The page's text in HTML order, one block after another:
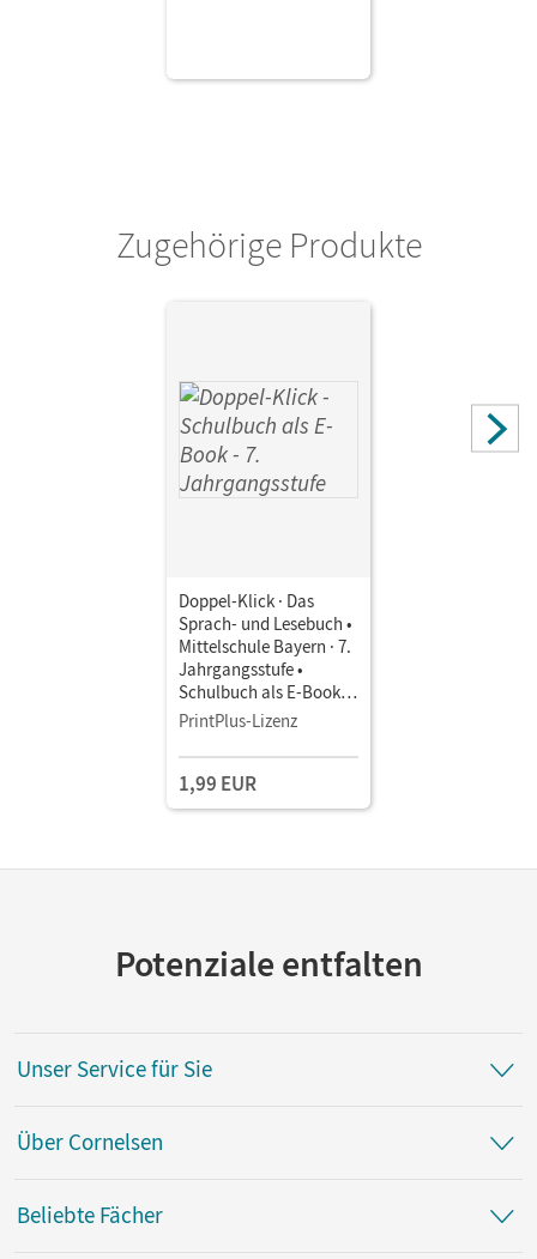
Zugehörige Produkte
Doppel-Klick · Das
Sprach- und Lesebuch •
Mittelschule Bayern · 7.
Jahrgangsstufe •
Schulbuch als E-Book
Für M-Klassen
PrintPlus-Lizenz
1,99 EUR
Potenziale entfalten
Unser Service für Sie
Über Cornelsen
Beliebte Fächer